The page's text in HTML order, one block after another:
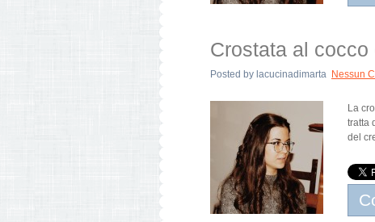
Crostata al
Posted by lacucinadimarta Nessun
La
tratta
del